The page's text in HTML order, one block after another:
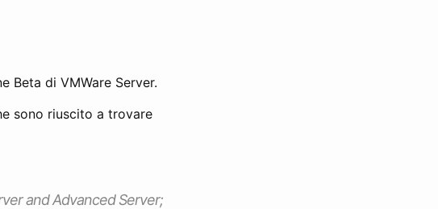
Beta di VMWare Server.
sono riuscito a trovare
and Advanced Server;